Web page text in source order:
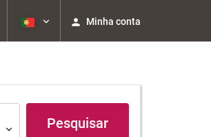
Minha conta
Pesquisar